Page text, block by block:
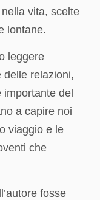
vita, scelte
lontane.
leggere
delle relazioni,
del
a capire noi
viaggio e le
che
fosse